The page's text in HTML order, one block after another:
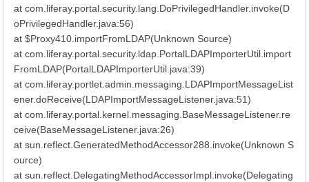
at com.liferay.portal.security.lang.DoPrivilegedHandler.invoke(D
oPrivilegedHandler.java:56)
at $Proxy410.importFromLDAP(Unknown Source)
at com.liferay.portal.security.ldap.PortalLDAPImporterUtil.import
FromLDAP(PortalLDAPImporterUtil.java:39)
at com.liferay.portlet.admin.messaging.LDAPImportMessageList
ener.doReceive(LDAPImportMessageListener.java:51)
at com.liferay.portal.kernel.messaging.BaseMessageListener.re
ceive(BaseMessageListener.java:26)
at sun.reflect.GeneratedMethodAccessor288.invoke(Unknown S
ource)
at sun.reflect.DelegatingMethodAccessorImpl.invoke(Delegating